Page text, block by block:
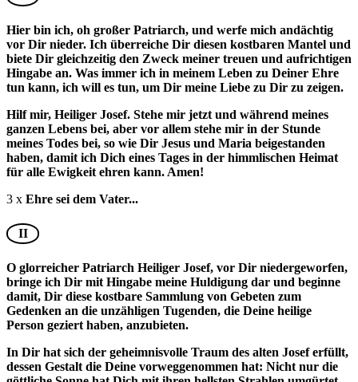
Hier bin ich, oh großer Patriarch, und werfe mich andächtig
vor Dir nieder. Ich überreiche Dir diesen kostbaren Mantel und
biete Dir gleichzeitig den Zweck meiner treuen und aufrichtigen
Hingabe an. Was immer ich in meinem Leben zu Deiner Ehre
tun kann, ich will es tun, um Dir meine Liebe zu Dir zu zeigen.
Hilf mir, Heiliger Josef. Stehe mir jetzt und während meines
ganzen Lebens bei, aber vor allem stehe mir in der Stunde
meines Todes bei, so wie Dir Jesus und Maria beigestanden
haben, damit ich Dich eines Tages in der himmlischen Heimat
für alle Ewigkeit ehren kann. Amen!
3 x Ehre sei dem Vater...
II
O glorreicher Patriarch Heiliger Josef, vor Dir niedergeworfen,
bringe ich Dir mit Hingabe meine Huldigung dar und beginne
damit, Dir diese kostbare Sammlung von Gebeten zum
Gedenken an die unzähligen Tugenden, die Deine heilige
Person geziert haben, anzubieten.
In Dir hat sich der geheimnisvolle Traum des alten Josef erfüllt,
dessen Gestalt die Deine vorweggenommen hat: Nicht nur die